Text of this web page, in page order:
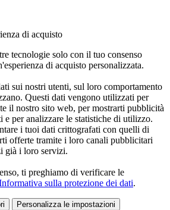
di acquisto
tecnologie solo con il tuo consenso
di acquisto personalizzata.
sui nostri utenti, sul loro comportamento
Questi dati vengono utilizzati per
il nostro sito web, per mostrarti pubblicità
e per analizzare le statistiche di utilizzo.
i tuoi dati crittografati con quelli di
offerte tramite i loro canali pubblicitari
già i loro servizi.
ti preghiamo di verificare le
sulla protezione dei dati.
Personalizza le impostazioni